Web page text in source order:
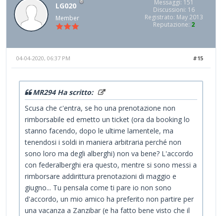
LG020
Member
Messaggi: 151
Discussioni: 16
Registrato: May 2013
Reputazione: 2
#15
04-04-2020, 06:37 PM
MR294 Ha scritto:
Scusa che c'entra, se ho una prenotazione non
rimborsabile ed emetto un ticket (ora da booking lo
stanno facendo, dopo le ultime lamentele, ma
tenendosi i soldi in maniera arbitraria perché non
sono loro ma degli alberghi) non va bene? L'accordo
con federalberghi era questo, mentre si sono messi a
rimborsare addirittura prenotazioni di maggio e
giugno... Tu pensala come ti pare io non sono
d'accordo, un mio amico ha preferito non partire per
una vacanza a Zanzibar (e ha fatto bene visto che il